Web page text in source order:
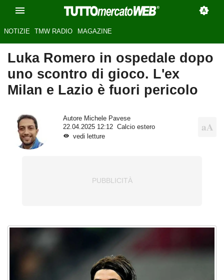
NOTIZIE TMW RADIO MAGAZINE
Luka Romero in ospedale dopo
uno scontro di gioco. L'ex
Milan e Lazio è fuori pericolo
Autore Michele Pavese
22.04.2025 12:12
Calcio estero
vedi letture